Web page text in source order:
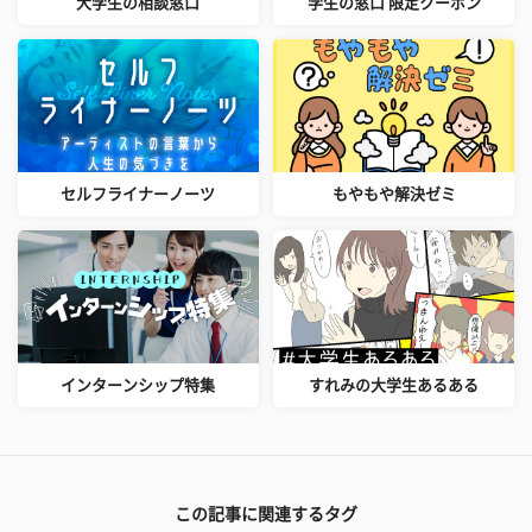
セルフライナーノーツ もやもや解決ゼミ
インターンシップ特集 すれみの大学生あるある
この記事に関連するタグ